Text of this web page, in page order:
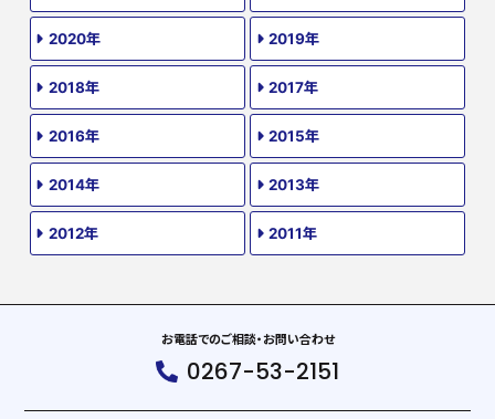
2020年 2019年
2018年 2017年
2016年 2015年
2014年 2013年
2012年 2011年
お電話でのご相談・お問い合わせ
0267-53-2151